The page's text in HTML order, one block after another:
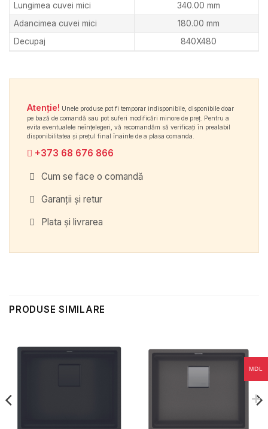
Lungimea cuvei mici
340.00 mm
Adancimea cuvei mici
180.00 mm
Decupaj
840X480
Atenție! Unele produse pot fi temporar indisponibile, disponibile doar
pe bază de comandă sau pot suferi modificări minore de preț. Pentru a
evita eventualele neînțelegeri, vă recomandăm să verificați în prealabil
disponibilitatea și prețul final înainte de a plasa comanda.
+373 68 676 866
Cum se face o comandă
Garanții și retur
Plata și livrarea
PRODUSE SIMILARE
MDL